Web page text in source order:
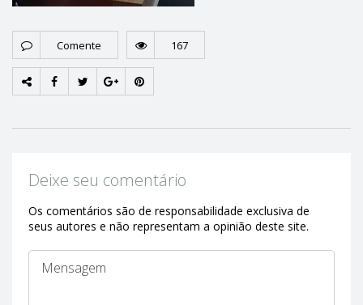
Comente 167
Deixe seu comentário
Os comentários são de responsabilidade exclusiva de
seus autores e não representam a opinião deste site.